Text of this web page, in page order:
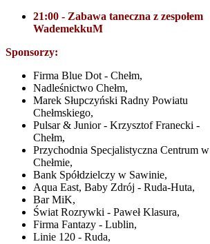
21:00 - Zabawa taneczna z zespołem
WademekkuM
Sponsorzy:
Firma Blue Dot - Chełm,
Nadleśnictwo Chełm,
Marek Słupczyński Radny Powiatu
Chełmskiego,
Pulsar & Junior - Krzysztof Franecki -
Chełm,
Przychodnia Specjalistyczna Centrum w
Chełmie,
Bank Spółdzielczy w Sawinie,
Aqua East, Baby Zdrój - Ruda-Huta,
Bar MiK,
Świat Rozrywki - Paweł Klasura,
Firma Fantazy - Lublin,
Linie 120 - Ruda,